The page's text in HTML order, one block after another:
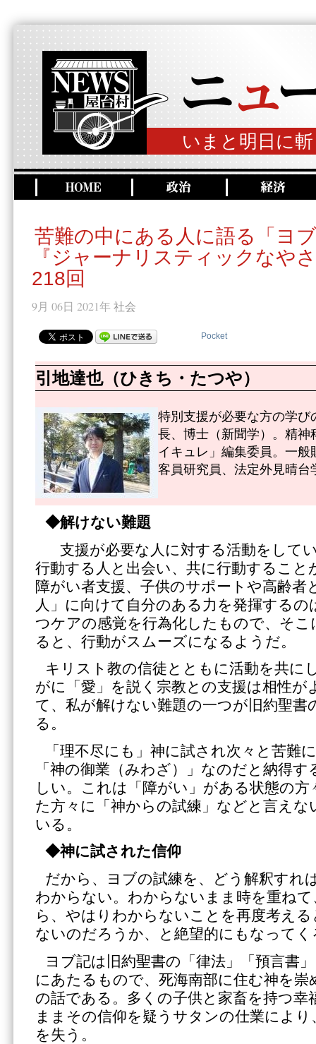
いまと明日に
苦難の中にある人に語る「ヨ
『ジャーナリスティックなや
218回
9月 06日 2021年 社会
Pocket
引地達也（ひきち・たつや）
特別支援が必要な方の学
長、博士（新聞学）。精
イキュレ」編集委員。一
客員研究員、法定外見晴台
◆解けない難題
支援が必要な人に対する活動をして
行動する人と出会い、共に行動すること
障がい者支援、子供のサポートや高齢者
人」に向けて自分のある力を発揮するの
つケアの感覚を行為化したもので、そこ
ると、行動がスムーズになるようだ。
キリスト教の信徒とともに活動を共に
がに「愛」を説く宗教との支援は相性が
て、私が解けない難題の一つが旧約聖書
る。
「理不尽にも」神に試され次々と苦難
「神の御業（みわざ）」なのだと納得
しい。これは「障がい」がある状態の方
た方々に「神からの試練」などと言え
いる。
◆神に試された信仰
だから、ヨブの試練を、どう解釈すれ
わからない。わからないまま時を重ね
ら、やはりわからないことを再度考え
ないのだろうか、と絶望的にもなってく
ヨブ記は旧約聖書の「律法」「預言書
にあたるもので、死海南部に住む神を崇
の話である。多くの子供と家畜を持つ幸
ままその信仰を疑うサタンの仕業によ
を失う。